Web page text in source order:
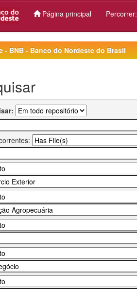
Página principal Percorrer:
- BNB - Banco do Nordeste do Brasil